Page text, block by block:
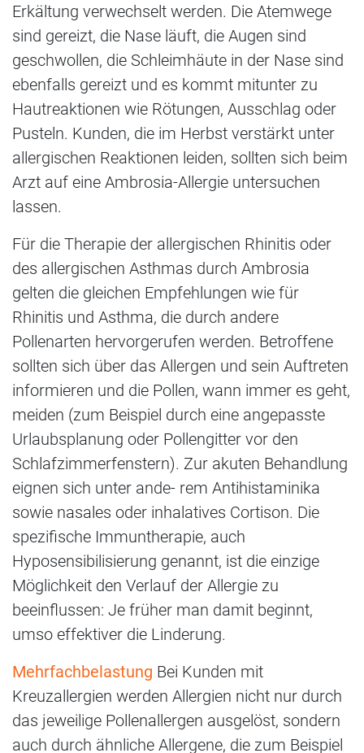
Erkältung verwechselt werden. Die Atemwege
sind gereizt, die Nase läuft, die Augen sind
geschwollen, die Schleimhäute in der Nase sind
ebenfalls gereizt und es kommt mitunter zu
Hautreaktionen wie Rötungen, Ausschlag oder
Pusteln. Kunden, die im Herbst verstärkt unter
allergischen Reaktionen leiden, sollten sich beim
Arzt auf eine Ambrosia-Allergie untersuchen
lassen.
Für die Therapie der allergischen Rhinitis oder
des allergischen Asthmas durch Ambrosia
gelten die gleichen Empfehlungen wie für
Rhinitis und Asthma, die durch andere
Pollenarten hervorgerufen werden. Betroffene
sollten sich über das Allergen und sein Auftreten
informieren und die Pollen, wann immer es geht,
meiden (zum Beispiel durch eine angepasste
Urlaubsplanung oder Pollengitter vor den
Schlafzimmerfenstern). Zur akuten Behandlung
eignen sich unter ande- rem Antihistaminika
sowie nasales oder inhalatives Cortison. Die
spezifische Immuntherapie, auch
Hyposensibilisierung genannt, ist die einzige
Möglichkeit den Verlauf der Allergie zu
beeinflussen: Je früher man damit beginnt,
umso effektiver die Linderung.
Mehrfachbelastung Bei Kunden mit
Kreuzallergien werden Allergien nicht nur durch
das jeweilige Pollenallergen ausgelöst, sondern
auch durch ähnliche Allergene, die zum Beispiel